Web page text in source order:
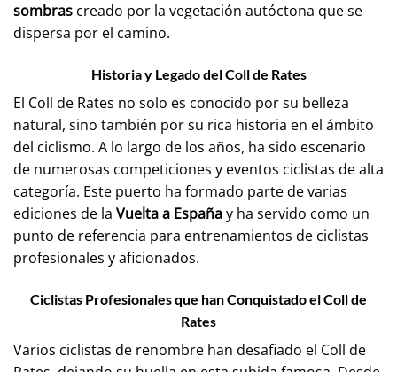
sombras creado por la vegetación autóctona que se
dispersa por el camino.
Historia y Legado del Coll de Rates
El Coll de Rates no solo es conocido por su belleza
natural, sino también por su rica historia en el ámbito
del ciclismo. A lo largo de los años, ha sido escenario
de numerosas competiciones y eventos ciclistas de alta
categoría. Este puerto ha formado parte de varias
ediciones de la Vuelta a Españay ha servido como un
punto de referencia para entrenamientos de ciclistas
profesionales y aficionados.
Ciclistas Profesionales que han Conquistado el Coll de
Rates
Varios ciclistas de renombre han desafiado el Coll de